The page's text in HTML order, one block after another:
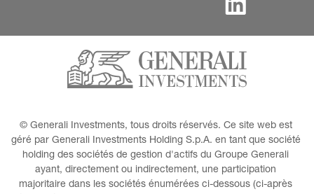
© Generali Investments, tous droits réservés. Ce site web est
géré par Generali Investments Holding S.p.A. en tant que société
holding des sociétés de gestion d'actifs du Groupe Generali
ayant, directement ou indirectement, une participation
majoritaire dans les sociétés énumérées ci-dessous (ci-après